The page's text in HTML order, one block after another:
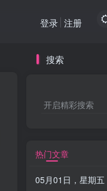
登录 注册
搜索
开启精彩搜索
热门文章